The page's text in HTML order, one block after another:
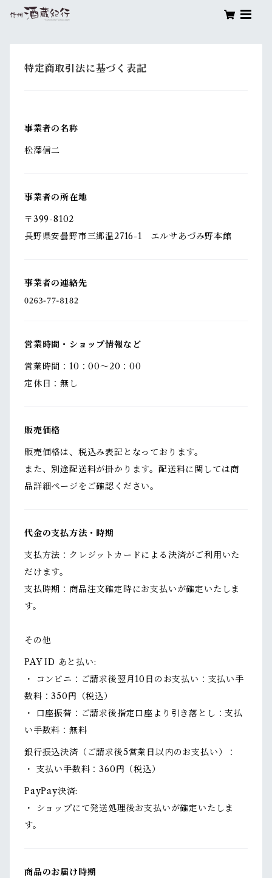
特定商取引法に基づく表記
事業者の名称
松澤信二
事業者の所在地
〒399-8102
長野県安曇野市三郷温2716-1 エルサあづみ野本館
事業者の連絡先
営業時間・ショップ情報など
営業時間：10：00～20：00
定休日：無し
販売価格
販売価格は、税込み表記となっております。
また、別途配送料が掛かります。配送料に関しては商
品詳細ページをご確認ください。
代金の支払方法・時期
支払方法：クレジットカードによる決済がご利用いた
だけます。
支払時期：商品注文確定時にお支払いが確定いたしま
す。
その他
PAY ID あと払い:
・ コンビニ：ご請求後翌月10日のお支払い：支払い手
数料：350円（税込）
・ 口座振替：ご請求後指定口座より引き落とし：支払
い手数料：無料
銀行振込決済（ご請求後5営業日以内のお支払い）：
・ 支払い手数料：360円（税込）
PayPay決済:
・ ショップにて発送処理後お支払いが確定いたしま
す。
商品のお届け時期